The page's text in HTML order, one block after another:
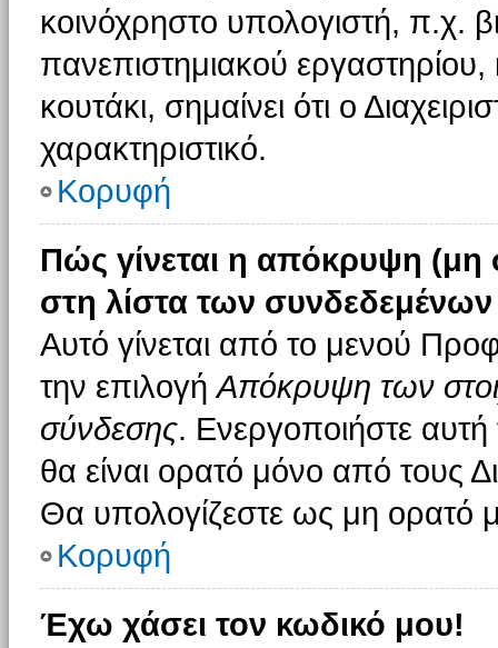
κοινόχρηστο υπολογιστή, π.χ.
πανεπιστημιακού
κουτάκι, σημαίνει ότι ο
χαρακτηριστικό.
Κορυφή
Πώς γίνεται η απόκρυψη
στη λίστα των
Αυτό γίνεται από το μενού
την επιλογήΑπόκρυψη των
σύνδεσης. Ενεργοποιήστε
θα είναι ορατό μόνο από τους
Θα υπολογίζεστε ως μη ορατό
Κορυφή
Έχω χάσει τον κωδικό μου!